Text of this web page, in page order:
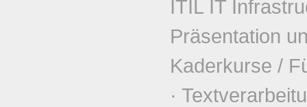
ITIL IT
Präsentation
Kaderkurse /
·